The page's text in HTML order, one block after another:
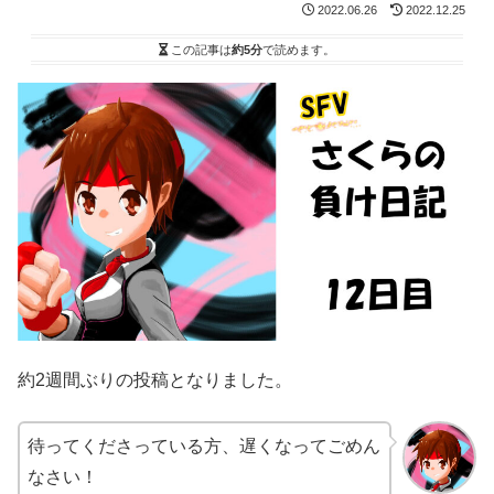
2022.06.26 2022.12.25
この記事は約5分で読めます。
約2週間ぶりの投稿となりました。
待ってくださっている方、遅くなってごめん
なさい！